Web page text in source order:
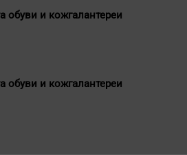
обуви и кожгалантереи
обуви и кожгалантереи